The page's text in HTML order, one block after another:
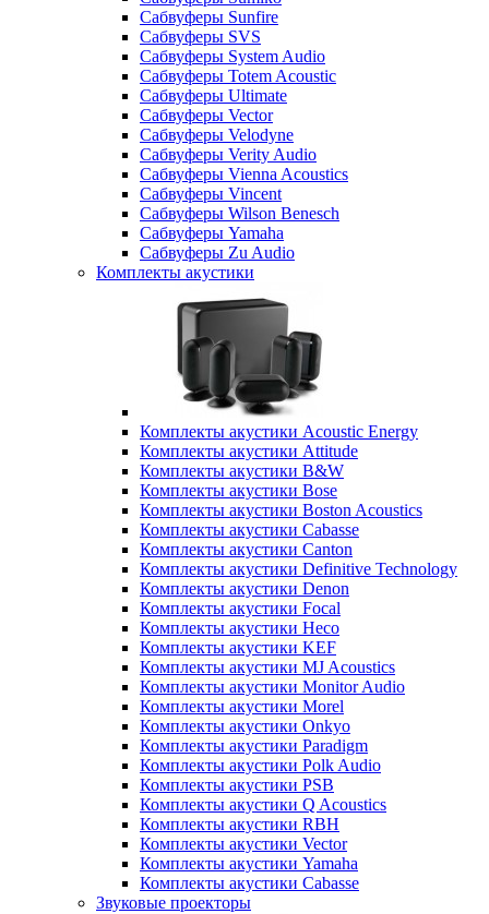
Сабвуферы Sunfire
Сабвуферы SVS
Сабвуферы System Audio
Сабвуферы Totem Acoustic
Сабвуферы Ultimate
Сабвуферы Vector
Сабвуферы Velodyne
Сабвуферы Verity Audio
Сабвуферы Vienna Acoustics
Сабвуферы Vincent
Сабвуферы Wilson Benesch
Сабвуферы Yamaha
Сабвуферы Zu Audio
Комплекты акустики
Комплекты акустики Acoustic Energy
Комплекты акустики Attitude
Комплекты акустики B&W
Комплекты акустики Bose
Комплекты акустики Boston Acoustics
Комплекты акустики Cabasse
Комплекты акустики Canton
Комплекты акустики Definitive Technology
Комплекты акустики Denon
Комплекты акустики Focal
Комплекты акустики Heco
Комплекты акустики KEF
Комплекты акустики MJ Acoustics
Комплекты акустики Monitor Audio
Комплекты акустики Morel
Комплекты акустики Onkyo
Комплекты акустики Paradigm
Комплекты акустики Polk Audio
Комплекты акустики PSB
Комплекты акустики Q Acoustics
Комплекты акустики RBH
Комплекты акустики Vector
Комплекты акустики Yamaha
Комплекты акустики Сabasse
Звуковые проекторы